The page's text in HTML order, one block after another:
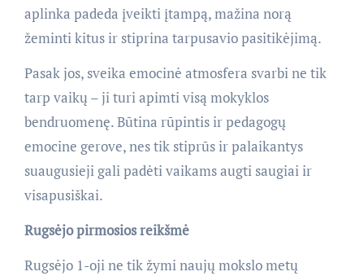
aplinka padeda įveikti įtampą, mažina norą
žeminti kitus ir stiprina tarpusavio pasitikėjimą.
Pasak jos, sveika emocinė atmosfera svarbi ne tik
tarp vaikų – ji turi apimti visą mokyklos
bendruomenę. Būtina rūpintis ir pedagogų
emocine gerove, nes tik stiprūs ir palaikantys
suaugusieji gali padėti vaikams augti saugiai ir
visapusiškai.
Rugsėjo pirmosios reikšmė
Rugsėjo 1-oji ne tik žymi naujų mokslo metų